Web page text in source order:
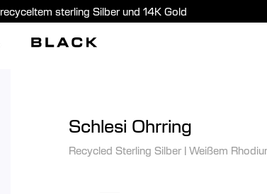
sterling Silber und 14K Gold
Schlesi Ohrring
Recycled Sterling Silber | Weißem